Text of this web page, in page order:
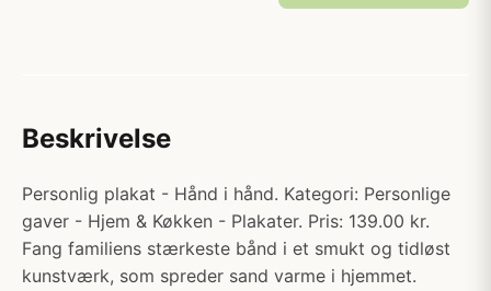
Beskrivelse
Personlig plakat - Hånd i hånd. Kategori: Personlige
gaver - Hjem & Køkken - Plakater. Pris: 139.00 kr.
Fang familiens stærkeste bånd i et smukt og tidløst
kunstværk, som spreder sand varme i hjemmet.